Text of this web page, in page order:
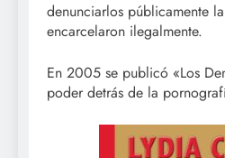
denunciarlos públicamente
encarcelaron ilegalmente.
En 2005 se publicó «Los
poder detrás de la